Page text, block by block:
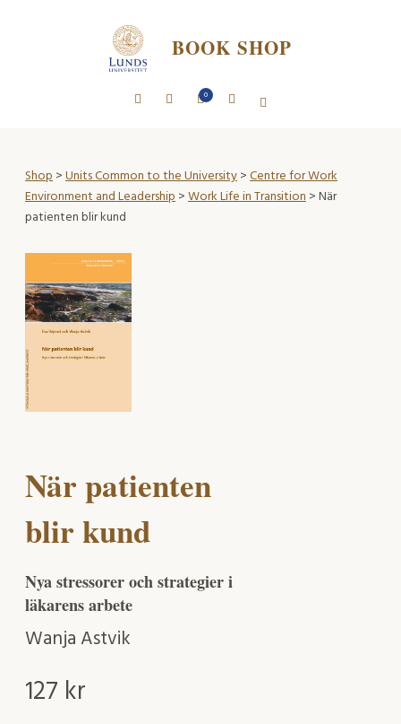
BOOK SHOP
0
Shop>Units Common to the University>Centre for Work
Environment and Leadership>Work Life in Transition> När
patienten blir kund
När patienten
blir kund
Nya stressorer och strategier i
läkarens arbete
Wanja Astvik
127 kr